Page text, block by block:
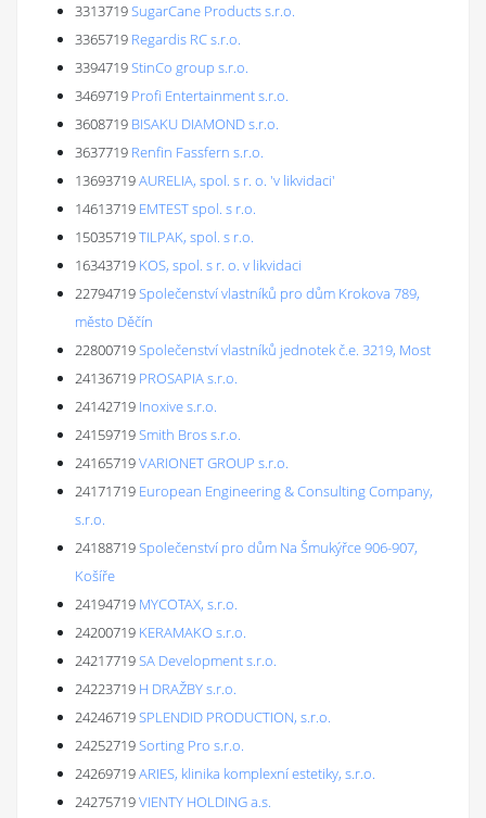
3313719SugarCane Products s.r.o.
3365719 Regardis RC s.r.o.
3394719StinCo group s.r.o.
3469719 Profi Entertainment s.r.o.
3608719 BISAKU DIAMOND s.r.o.
3637719 Renfin Fassfern s.r.o.
13693719AURELIA, spol. s r. o. 'v likvidaci'
14613719 EMTEST spol. s r.o.
15035719TILPAK, spol. s r.o.
16343719 KOS, spol. s r. o. v likvidaci
22794719Společenství vlastníků pro dům Krokova 789,
město Děčín
22800719Společenství vlastníků jednotek č.e. 3219, Most
24136719 PROSAPIA s.r.o.
24142719 Inoxive s.r.o.
24159719Smith Bros s.r.o.
24165719VARIONET GROUP s.r.o.
24171719 European Engineering & Consulting Company,
s.r.o.
24188719Společenství pro dům Na Šmukýřce 906-907,
Košíře
24194719 MYCOTAX, s.r.o.
24200719 KERAMAKO s.r.o.
24217719SA Development s.r.o.
24223719 H DRAŽBY s.r.o.
24246719SPLENDID PRODUCTION, s.r.o.
24252719Sorting Pro s.r.o.
24269719ARIES, klinika komplexní estetiky, s.r.o.
24275719VIENTY HOLDING a.s.